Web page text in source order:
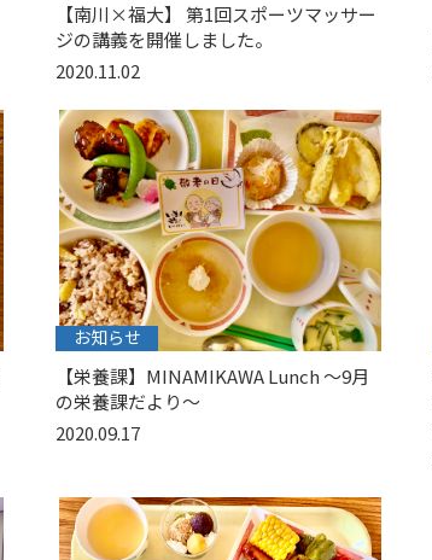
【南川×福大】 第1回スポーツマッサー
ジの講義を開催しました。
2020.11.02
お知らせ
【栄養課】MINAMIKAWA Lunch 〜9月
の栄養課だより〜
2020.09.17